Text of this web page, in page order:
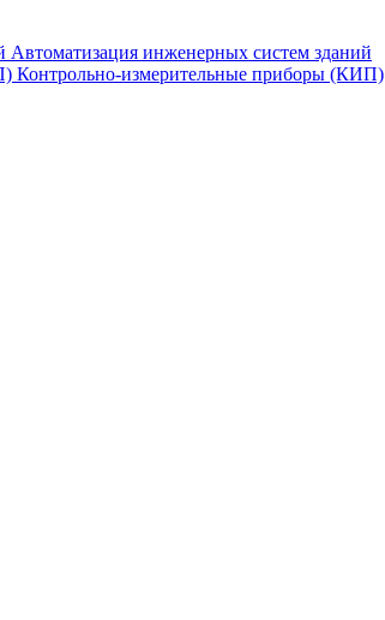
Автоматизация инженерных систем зданий
Контрольно-измерительные приборы (КИП)